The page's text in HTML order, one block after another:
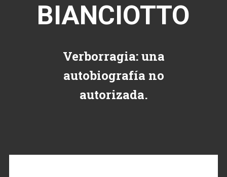
BIANCIOTTO
Verborragia: una
autobiografía no
autorizada.